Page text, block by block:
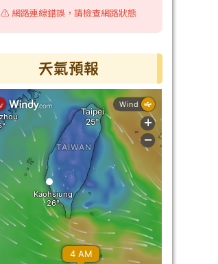
⚠️ 網路連線錯誤，請檢查網路狀態
天氣預報